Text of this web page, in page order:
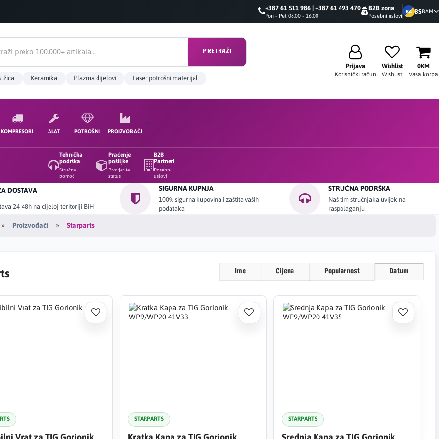
+387 61 511 986 | +387 61 493 470
Pon - Pet 08:00 - 16:00
B2B zona
Posebni uslovi
BA BSBAM
PRETRAŽI
žica Keramika Plazma dijelovi Laser potrošni materijal
Prijava
Korisnički račun
Wishlist
Wishlist
0KM
Vaša korpa
KOMPRESORI ALAT POTROŠNI PROIZVOĐAČI
Tehnička
podrška
Stručna
pomoć
Praćenje
pošiljke
Provjerite
status
B2B
Partneri
Posebni
uslovi
DOSTAVA
24-48h na cijeloj teritoriji BiH
SIGURNA KUPNJA
100% sigurna kupovina i zaštita vaših
podataka
STRUČNA PODRŠKA
Naš tim stručnjaka uvijek na
raspolaganju
Proizvođači Starparts
Ime Cijena Popularnost Datum
Vrat za TIG Gorionik
STARPARTS
Kratka Kapa za TIG Gorionik
STARPARTS
Srednja Kapa za TIG Gorionik